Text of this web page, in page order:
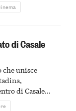
di Casale
che unisce
di Casale
e racconto